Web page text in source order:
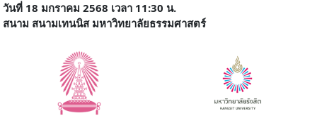
วันที่ 18 มกราคม 2568 เวลา 11:30 น.
สนาม สนามเทนนิส มหาวิทยาลัยธรรมศาสตร์